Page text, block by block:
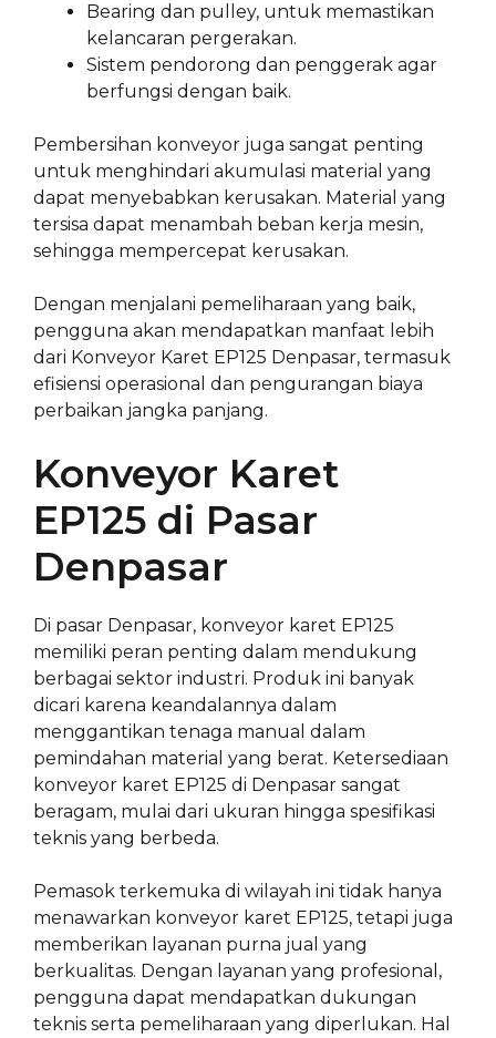
Bearing dan pulley, untuk memastikan
kelancaran pergerakan.
Sistem pendorong dan penggerak agar
berfungsi dengan baik.
Pembersihan konveyor juga sangat penting
untuk menghindari akumulasi material yang
dapat menyebabkan kerusakan. Material yang
tersisa dapat menambah beban kerja mesin,
sehingga mempercepat kerusakan.
Dengan menjalani pemeliharaan yang baik,
pengguna akan mendapatkan manfaat lebih
dari Konveyor Karet EP125 Denpasar, termasuk
efisiensi operasional dan pengurangan biaya
perbaikan jangka panjang.
Konveyor Karet
EP125 di Pasar
Denpasar
Di pasar Denpasar, konveyor karet EP125
memiliki peran penting dalam mendukung
berbagai sektor industri. Produk ini banyak
dicari karena keandalannya dalam
menggantikan tenaga manual dalam
pemindahan material yang berat. Ketersediaan
konveyor karet EP125 di Denpasar sangat
beragam, mulai dari ukuran hingga spesifikasi
teknis yang berbeda.
Pemasok terkemuka di wilayah ini tidak hanya
menawarkan konveyor karet EP125, tetapi juga
memberikan layanan purna jual yang
berkualitas. Dengan layanan yang profesional,
pengguna dapat mendapatkan dukungan
teknis serta pemeliharaan yang diperlukan. Hal